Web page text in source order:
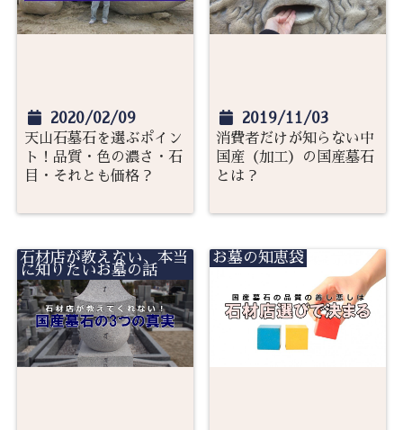
2020/02/09
天山石墓石を選ぶポイン
ト！品質・色の濃さ・石
目・それとも価格？
2019/11/03
消費者だけが知らない中
国産（加工）の国産墓石
とは？
石材店が教えない、本当
に知りたいお墓の話
お墓の知恵袋